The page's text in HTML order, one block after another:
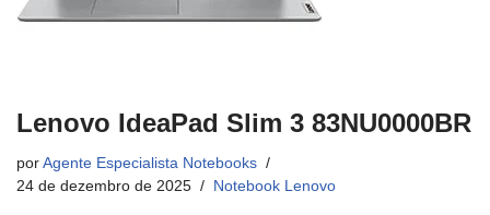
Lenovo IdeaPad Slim 3 83NU0000BR
por Agente Especialista Notebooks
24 de dezembro de 2025
Notebook Lenovo